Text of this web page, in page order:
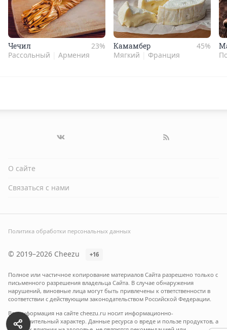
Чечил
23%
Рассольный
Армения
Камам­бер
45%
Мягкий
Франция
О сайте
Связаться с нами
© 2019–2026 Cheezu +16
Политика обработки персональных данных
Полное или частичное копирование материалов Сайта разрешено только с
письменного разрешения владельца Сайта. В случае обнаружения
нарушений, виновные лица могут быть привлечены к ответственности в
соответствии с действующим законодательством Российской Федерации.
Вся информация на сайте cheezu.ru носит информационно-
ознакомительный характер. Данные ресурса о вреде и пользе продуктов, а